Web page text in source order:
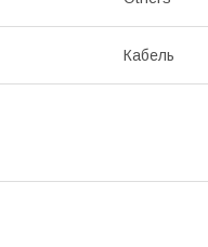
Кабель